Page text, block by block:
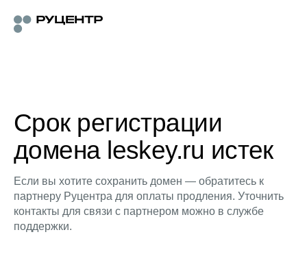
Срок регистрации
домена leskey.ru истек
Если вы хотите сохранить домен — обратитесь к
партнеру Руцентра для оплаты продления. Уточнить
контакты для связи с партнером можно в службе
поддержки.